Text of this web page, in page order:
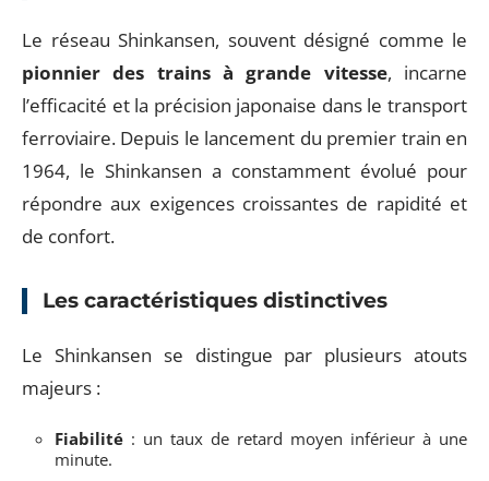
Le réseau Shinkansen, souvent désigné comme le
pionnier des trains à grande vitesse, incarne
l’efficacité et la précision japonaise dans le transport
ferroviaire. Depuis le lancement du premier train en
1964, le Shinkansen a constamment évolué pour
répondre aux exigences croissantes de rapidité et
de confort.
Les caractéristiques distinctives
Le Shinkansen se distingue par plusieurs atouts
majeurs :
Fiabilité : un taux de retard moyen inférieur à une
minute.